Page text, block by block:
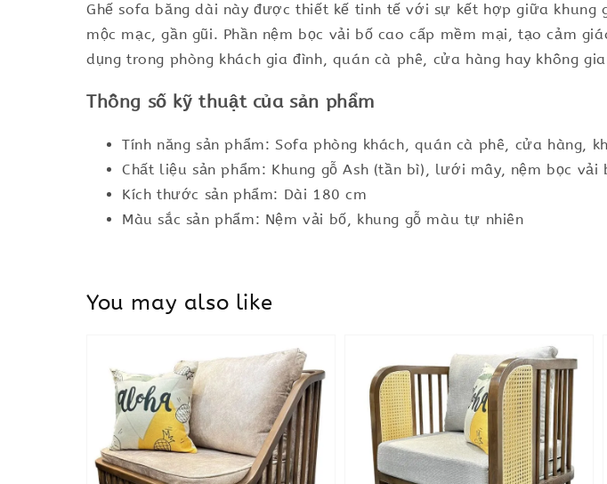
Ghế sofa băng dài này được thiết kế tinh tế với sự kết hợp giữa
mộc mạc, gần gũi. Phần nệm bọc vải bố cao cấp mềm mại, tạo cảm
dụng trong phòng khách gia đình, quán cà phê, cửa hàng hay không
Thông số kỹ thuật của sản phẩm
Tính năng sản phẩm: Sofa phòng khách, quán cà phê, cửa hàng,
Chất liệu sản phẩm: Khung gỗ Ash (tần bì), lưới mây, nệm bọc vải
Kích thước sản phẩm: Dài 180 cm
Màu sắc sản phẩm: Nệm vải bố, khung gỗ màu tự nhiên
You may also like